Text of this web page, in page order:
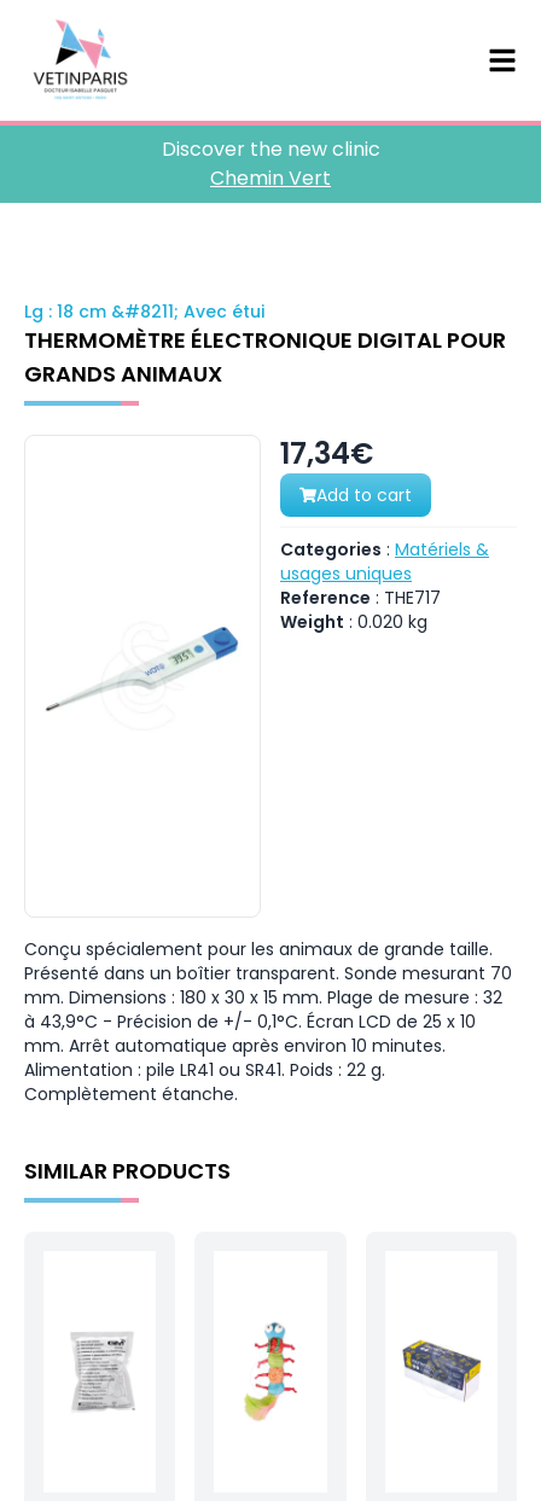
Discover the new clinic
Chemin Vert
Lg : 18 cm &#8211; Avec étui
THERMOMÈTRE ÉLECTRONIQUE DIGITAL POUR
GRANDS ANIMAUX
17,34€
Add to cart
Categories : Matériels &
usages uniques
Reference : THE717
Weight : 0.020 kg
Conçu spécialement pour les animaux de grande taille.
Présenté dans un boîtier transparent. Sonde mesurant 70
mm. Dimensions : 180 x 30 x 15 mm. Plage de mesure : 32
à 43,9°C - Précision de +/- 0,1°C. Écran LCD de 25 x 10
mm. Arrêt automatique après environ 10 minutes.
Alimentation : pile LR41 ou SR41. Poids : 22 g.
Complètement étanche.
SIMILAR PRODUCTS